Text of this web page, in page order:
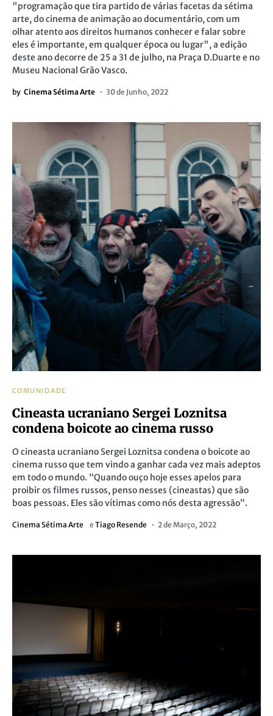
"programação que tira partido de várias facetas da sétima
arte, do cinema de animação ao documentário, com um
olhar atento aos direitos humanos conhecer e falar sobre
eles é importante, em qualquer época ou lugar", a edição
deste ano decorre de 25 a 31 de julho, na Praça D.Duarte e no
Museu Nacional Grão Vasco.
by Cinema Sétima Arte 30 de Junho, 2022
COMUNIDADE
Cineasta ucraniano Sergei Loznitsa
condena boicote ao cinema russo
O cineasta ucraniano Sergei Loznitsa condena o boicote ao
cinema russo que tem vindo a ganhar cada vez mais adeptos
em todo o mundo. “Quando ouço hoje esses apelos para
proibir os filmes russos, penso nesses (cineastas) que são
boas pessoas. Eles são vítimas como nós desta agressão”.
Cinema Sétima Arte e Tiago Resende 2 de Março, 2022